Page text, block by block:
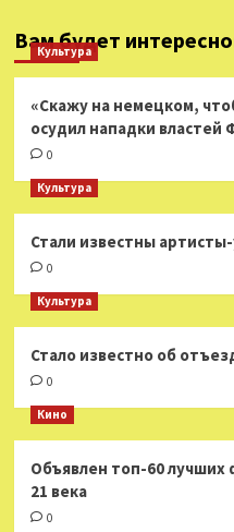
Вам будет
Культура
«Скажу на немецком,
осудил нападки
0
Культура
Стали известны
0
Культура
Стало известно об
0
Кино
Объявлен топ-60 лучших
21 века
0